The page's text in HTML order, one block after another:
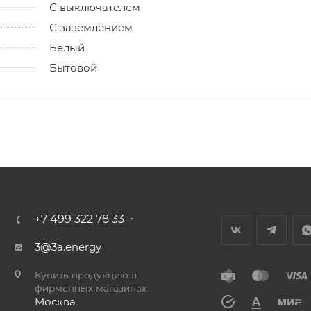
С выключателем
С заземлением
Белый
Бытовой
+7 499 322 78 33
3@3a.energy
Купить продукцию в
фирменных магазинах:
Москва